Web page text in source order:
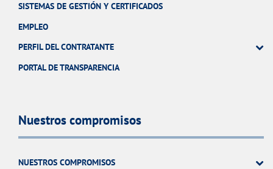
SISTEMAS DE GESTIÓN Y CERTIFICADOS
EMPLEO
PERFIL DEL CONTRATANTE
PORTAL DE TRANSPARENCIA
Nuestros compromisos
NUESTROS COMPROMISOS